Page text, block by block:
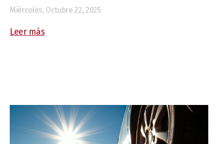
Miércoles, Octubre 22, 2025
Leer más
PRESUPUESTOS
Dónde estamos